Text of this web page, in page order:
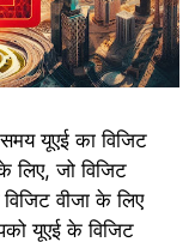
यूएई का विजिट
लिए, जो विजिट
वीजा के लिए
यूएई के विजिट